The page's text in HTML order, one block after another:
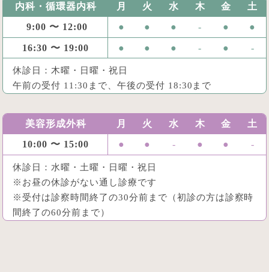
内科・循環器内科 月 火 水 木 金 土
9:00 〜 12:00 ● ● ● - ● ●
16:30 〜 19:00 ● ● ● - ● -
休診日：木曜・日曜・祝日
午前の受付 11:30まで、午後の受付 18:30まで
美容形成外科 月 火 水 木 金 土
10:00 〜 15:00 ● ● - ● ● -
休診日：水曜・土曜・日曜・祝日
※お昼の休診がない通し診療です
※受付は診察時間終了の30分前まで（初診の方は診察時
間終了の60分前まで）